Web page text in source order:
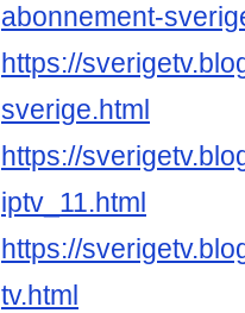
abonnement-
https://
sverige.html
https://
iptv_11.html
https://
tv.html